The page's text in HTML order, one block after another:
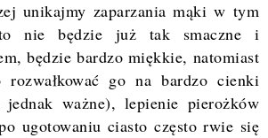
unikajmy zaparzania mąki w tym
nie będzie już tak smaczne i
będzie bardzo miękkie, natomiast
rozwałkować go na bardzo cienki
ważne), lepienie pierożków
ugotowaniu ciasto często rwie się